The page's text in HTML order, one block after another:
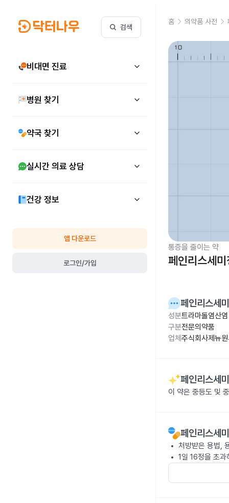
검색
비대면 진료
병원 찾기
약국 찾기
실시간 의료 상담
건강 정보
앱 다운로드
로그인/가입
홈 의약품 사전
통증을 줄이는 약
페인리스세미
페인리스세
성분트라마돌염산
구분전문의약품
업체 주식회사제뉴
페인리스세
이 약은 중등도 및
페인리스세
처방받은 용법,
1일 16정을 초